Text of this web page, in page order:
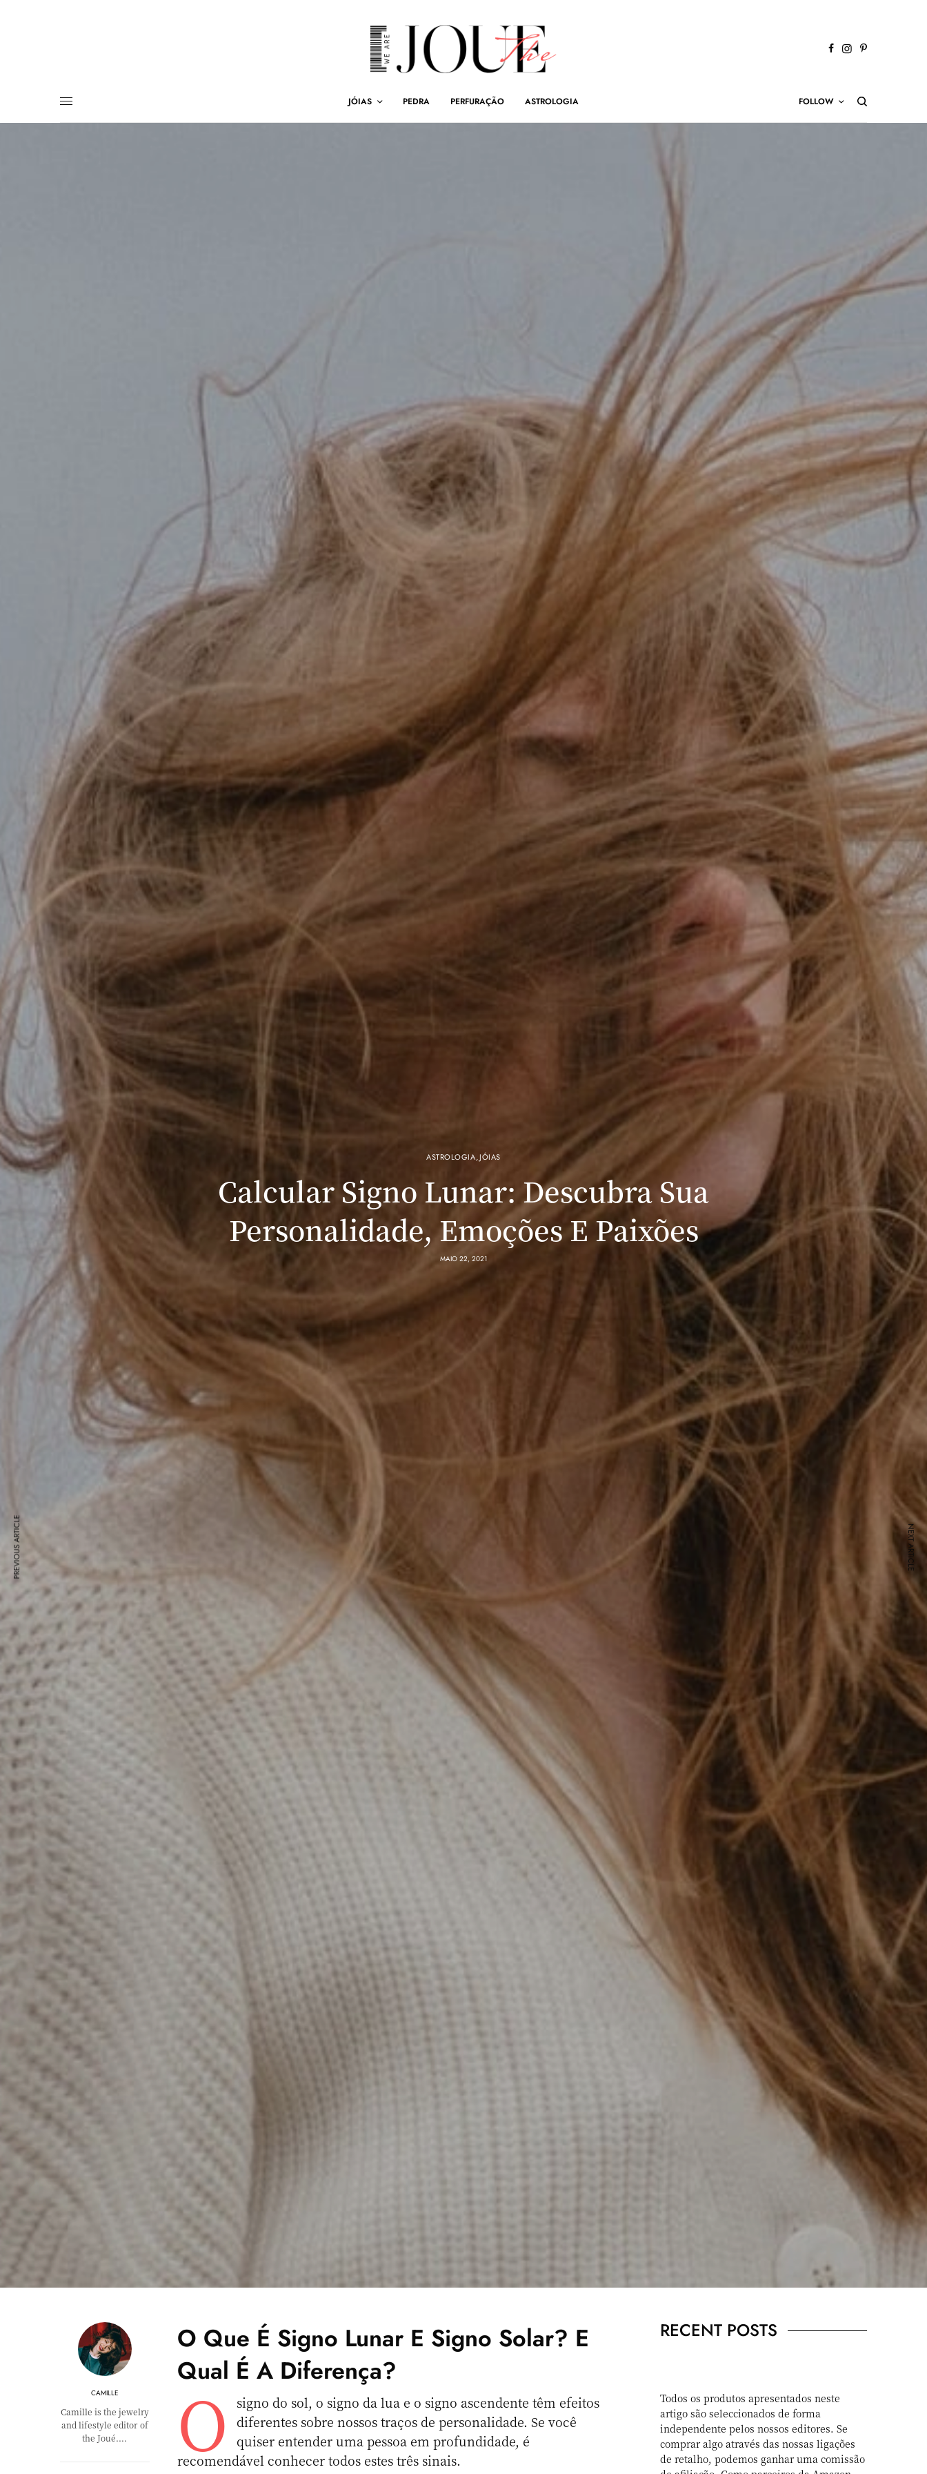
JÓIAS PEDRA PERFURAÇÃO ASTROLOGIA FOLLOW
ASTROLOGIA,JÓIAS
Calcular Signo Lunar: Descubra Sua
Personalidade, Emoções E Paixões
MAIO 22, 2021
CAMILLE
Camille is the jewelry
and lifestyle editor of
the Joué.…
O Que É Signo Lunar E Signo Solar? E
Qual É A Diferença?
O
signo do sol, o signo da lua e o signo ascendente têm efeitos
diferentes sobre nossos traços de personalidade. Se você
quiser entender uma pessoa em profundidade, é
recomendável conhecer todos estes três sinais.
RECENT POSTS
Todos os produtos apresentados neste
artigo são seleccionados de forma
independente pelos nossos editores. Se
comprar algo através das nossas ligações
de retalho, podemos ganhar uma comissão
PREVIOUS ARTICLE NEXT ARTICLE